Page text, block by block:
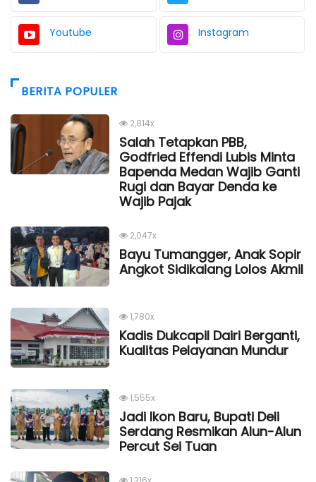
Youtube Instagram
BERITA POPULER
2,814x
Salah Tetapkan PBB,
Godfried Effendi Lubis Minta
Bapenda Medan Wajib Ganti
Rugi dan Bayar Denda ke
Wajib Pajak
2,047x
Bayu Tumangger, Anak Sopir
Angkot Sidikalang Lolos Akmil
1,780x
Kadis Dukcapil Dairi Berganti,
Kualitas Pelayanan Mundur
1,555x
Jadi Ikon Baru, Bupati Deli
Serdang Resmikan Alun-Alun
Percut Sei Tuan